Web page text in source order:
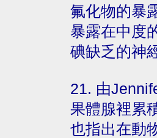
氟化物的暴
暴露在中度
碘缺乏的神
21. 由
果體腺裡累
也指出在動